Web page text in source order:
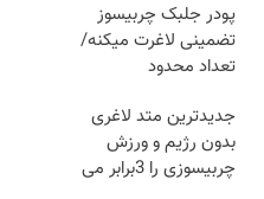
پودر جلبک چربیسوز
تضمینی لاغرت میکنه/
تعداد محدود
جدیدترین متد لاغری
بدون رژیم و ورزش
چربیسوزی را 3برابر می